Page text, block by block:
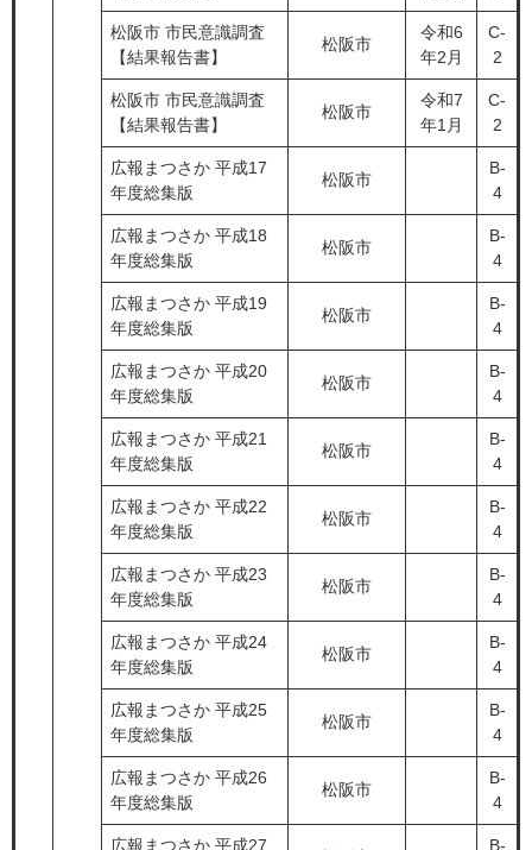
松阪市 市民意識調査
【結果報告書】
松阪市
令和6
年2月
C-
2
松阪市 市民意識調査
【結果報告書】
松阪市
令和7
年1月
C-
2
広報まつさか 平成17
年度総集版
松阪市
B-
4
広報まつさか 平成18
年度総集版
松阪市
B-
4
広報まつさか 平成19
年度総集版
松阪市
B-
4
広報まつさか 平成20
年度総集版
松阪市
B-
4
広報まつさか 平成21
年度総集版
松阪市
B-
4
広報まつさか 平成22
年度総集版
松阪市
B-
4
広報まつさか 平成23
年度総集版
松阪市
B-
4
広報まつさか 平成24
年度総集版
松阪市
B-
4
広報まつさか 平成25
年度総集版
松阪市
B-
4
広報まつさか 平成26
年度総集版
松阪市
B-
4
広報まつさか 平成27 B-